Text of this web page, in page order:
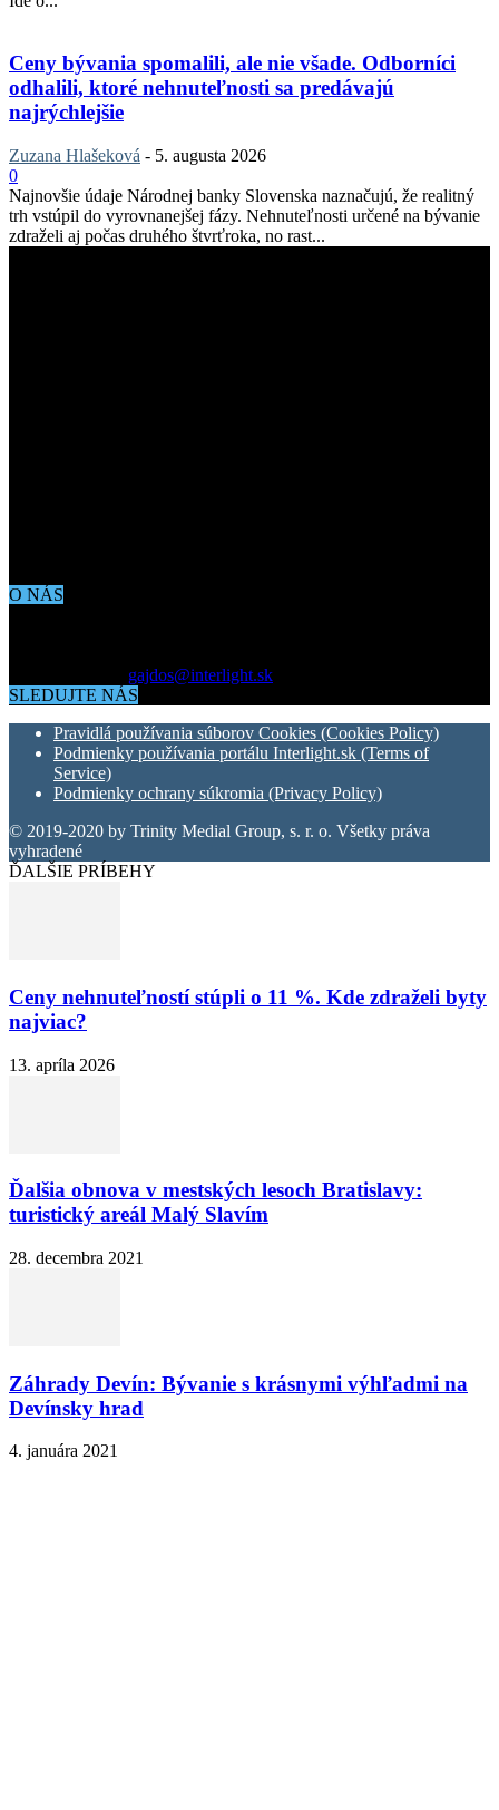
Ceny bývania spomalili, ale nie všade. Odborníci
odhalili, ktoré nehnuteľnosti sa predávajú
najrýchlejšie
Zuzana Hlašeková - 5. augusta 2026
0
Najnovšie údaje Národnej banky Slovenska naznačujú, že realitný
trh vstúpil do vyrovnanejšej fázy. Nehnuteľnosti určené na bývanie
zdraželi aj počas druhého štvrťroka, no rast...
O NÁS
gajdos@interlight.sk
SLEDUJTE NÁS
Pravidlá používania súborov Cookies (Cookies Policy)
Podmienky používania portálu Interlight.sk (Terms of
Service)
Podmienky ochrany súkromia (Privacy Policy)
© 2019-2020 by Trinity Medial Group, s. r. o. Všetky práva
vyhradené
ĎALŠIE PRÍBEHY
Ceny nehnuteľností stúpli o 11 %. Kde zdraželi byty
najviac?
13. apríla 2026
Ďalšia obnova v mestských lesoch Bratislavy:
turistický areál Malý Slavím
28. decembra 2021
Záhrady Devín: Bývanie s krásnymi výhľadmi na
Devínsky hrad
4. januára 2021